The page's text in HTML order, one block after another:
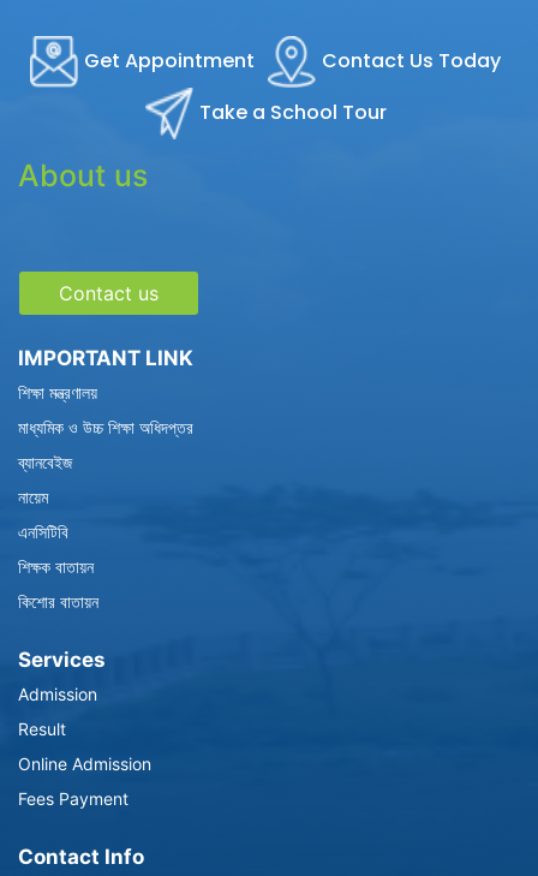
Get Appointment
Contact Us Today
Take a School Tour
About us
Contact us
IMPORTANT LINK
শিক্ষা মন্ত্রণালয়
মাধ্যমিক ও উচ্চ শিক্ষা অধিদপ্তর
ব্যানবেইজ
নায়েম
এনসিটিবি
শিক্ষক বাতায়ন
কিশোর বাতায়ন
Services
Admission
Result
Online Admission
Fees Payment
Contact Info